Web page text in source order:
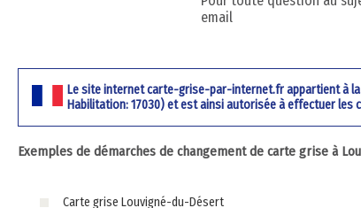
email
Le site internet carte-grise-par-internet.fr appartient à la
Habilitation: 17030) et est ainsi autorisée à effectuer les
Exemples de démarches de changement de carte grise à
Carte grise Louvigné-du-Désert